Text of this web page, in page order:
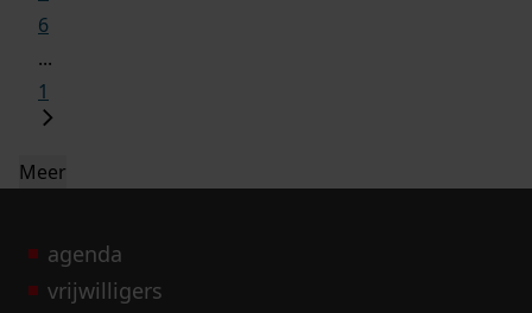
6
...
1
Meer
agenda
vrijwilligers